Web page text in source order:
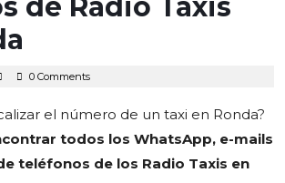
de Radio Taxis
0 Comments
el número de un taxi en Ronda?
todos los WhatsApp, e-mails
teléfonos de los Radio Taxis en